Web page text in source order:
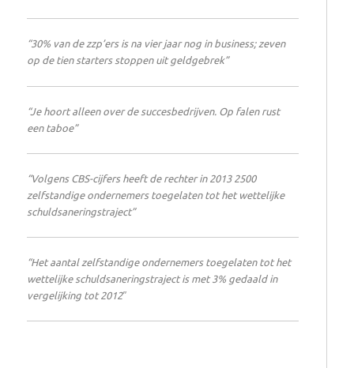
“30% van de zzp’ers is na vier jaar nog in business; zeven
op de tien starters stoppen uit geldgebrek”
“Je hoort alleen over de succesbedrijven. Op falen rust
een taboe”
“Volgens CBS-cijfers heeft de rechter in 2013 2500
zelfstandige ondernemers toegelaten tot het wettelijke
schuldsaneringstraject”
“Het aantal zelfstandige ondernemers toegelaten tot het
wettelijke schuldsaneringstraject is met 3% gedaald in
vergelijking tot 2012″